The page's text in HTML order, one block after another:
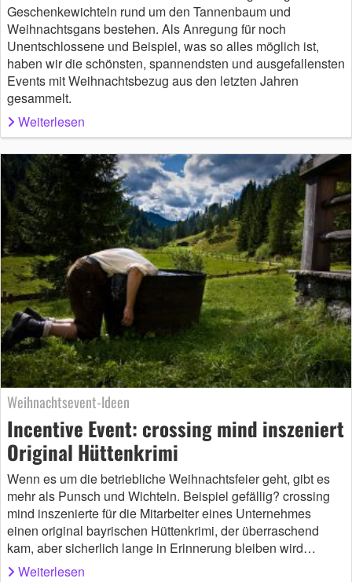
Geschenkewichteln rund um den Tannenbaum und
Weihnachtsgans bestehen. Als Anregung für noch
Unentschlossene und Beispiel, was so alles möglich ist,
haben wir die schönsten, spannendsten und ausgefallensten
Events mit Weihnachtsbezug aus den letzten Jahren
gesammelt.
Weiterlesen
Weihnachtsevent-Ideen
Incentive Event: crossing mind inszeniert
Original Hüttenkrimi
Wenn es um die betriebliche Weihnachtsfeier geht, gibt es
mehr als Punsch und Wichteln. Beispiel gefällig? crossing
mind inszenierte für die Mitarbeiter eines Unternehmes
einen original bayrischen Hüttenkrimi, der überraschend
kam, aber sicherlich lange in Erinnerung bleiben wird…
Weiterlesen